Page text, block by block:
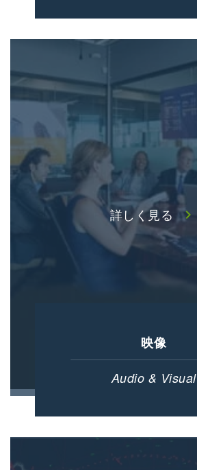
詳しく見るchevron_right
映像
Audio & Visual